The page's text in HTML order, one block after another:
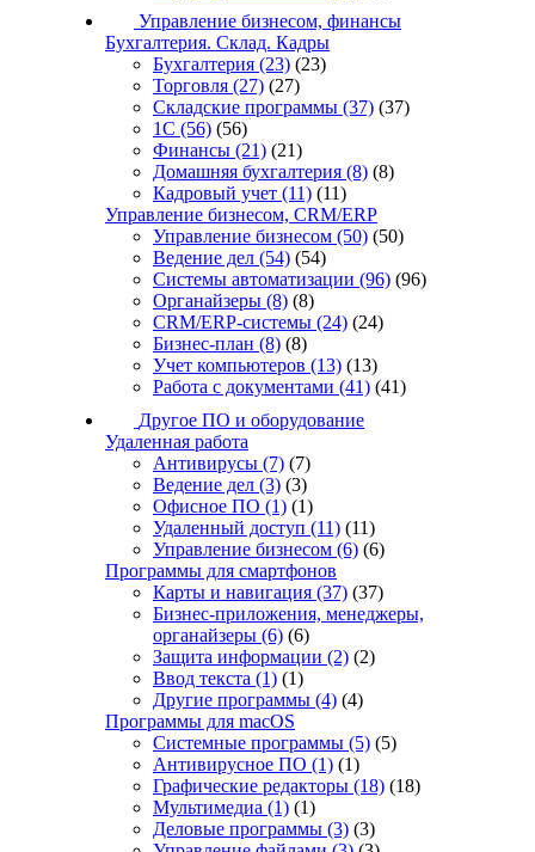
Управление бизнесом, финансы
Бухгалтерия. Склад. Кадры
Бухгалтерия (23) (23)
Торговля (27) (27)
Складские программы (37) (37)
1С (56) (56)
Финансы (21) (21)
Домашняя бухгалтерия (8) (8)
Кадровый учет (11) (11)
Управление бизнесом, CRM/ERP
Управление бизнесом (50) (50)
Ведение дел (54) (54)
Системы автоматизации (96) (96)
Органайзеры (8) (8)
CRM/ERP-системы (24) (24)
Бизнес-план (8) (8)
Учет компьютеров (13) (13)
Работа с документами (41) (41)
Другое ПО и оборудование
Удаленная работа
Антивирусы (7) (7)
Ведение дел (3) (3)
Офисное ПО (1) (1)
Удаленный доступ (11) (11)
Управление бизнесом (6) (6)
Программы для смартфонов
Карты и навигация (37) (37)
Бизнес-приложения, менеджеры,
органайзеры (6) (6)
Защита информации (2) (2)
Ввод текста (1) (1)
Другие программы (4) (4)
Программы для macOS
Системные программы (5) (5)
Антивирусное ПО (1) (1)
Графические редакторы (18) (18)
Мультимедиа (1) (1)
Деловые программы (3) (3)